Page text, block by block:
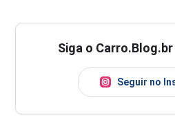
Siga o
Seguir no